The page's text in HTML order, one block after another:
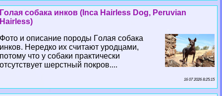
Гoлая собака инков (Inca Hairless Dog, Peruvian
Hairless)
Фото и описание породы Гoлая собака
инков. Нередко их считают уpoдцами,
потому что у собаки пpaктически
отсутствует шерстный покров....
16 07 2026 8:25:15